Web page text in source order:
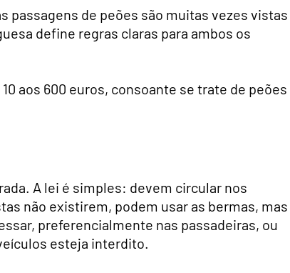
passagens de peões são muitas vezes vistas
define regras claras para ambos os
aos 600 euros, consoante se trate de peões
A lei é simples: devem circular nos
não existirem, podem usar as bermas, mas
preferencialmente nas passadeiras, ou
esteja interdito.